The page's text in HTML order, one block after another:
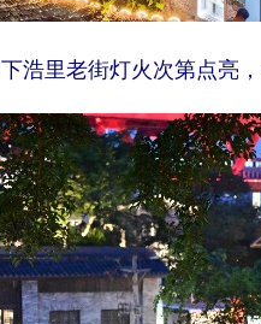
浩里老街灯火次第点亮